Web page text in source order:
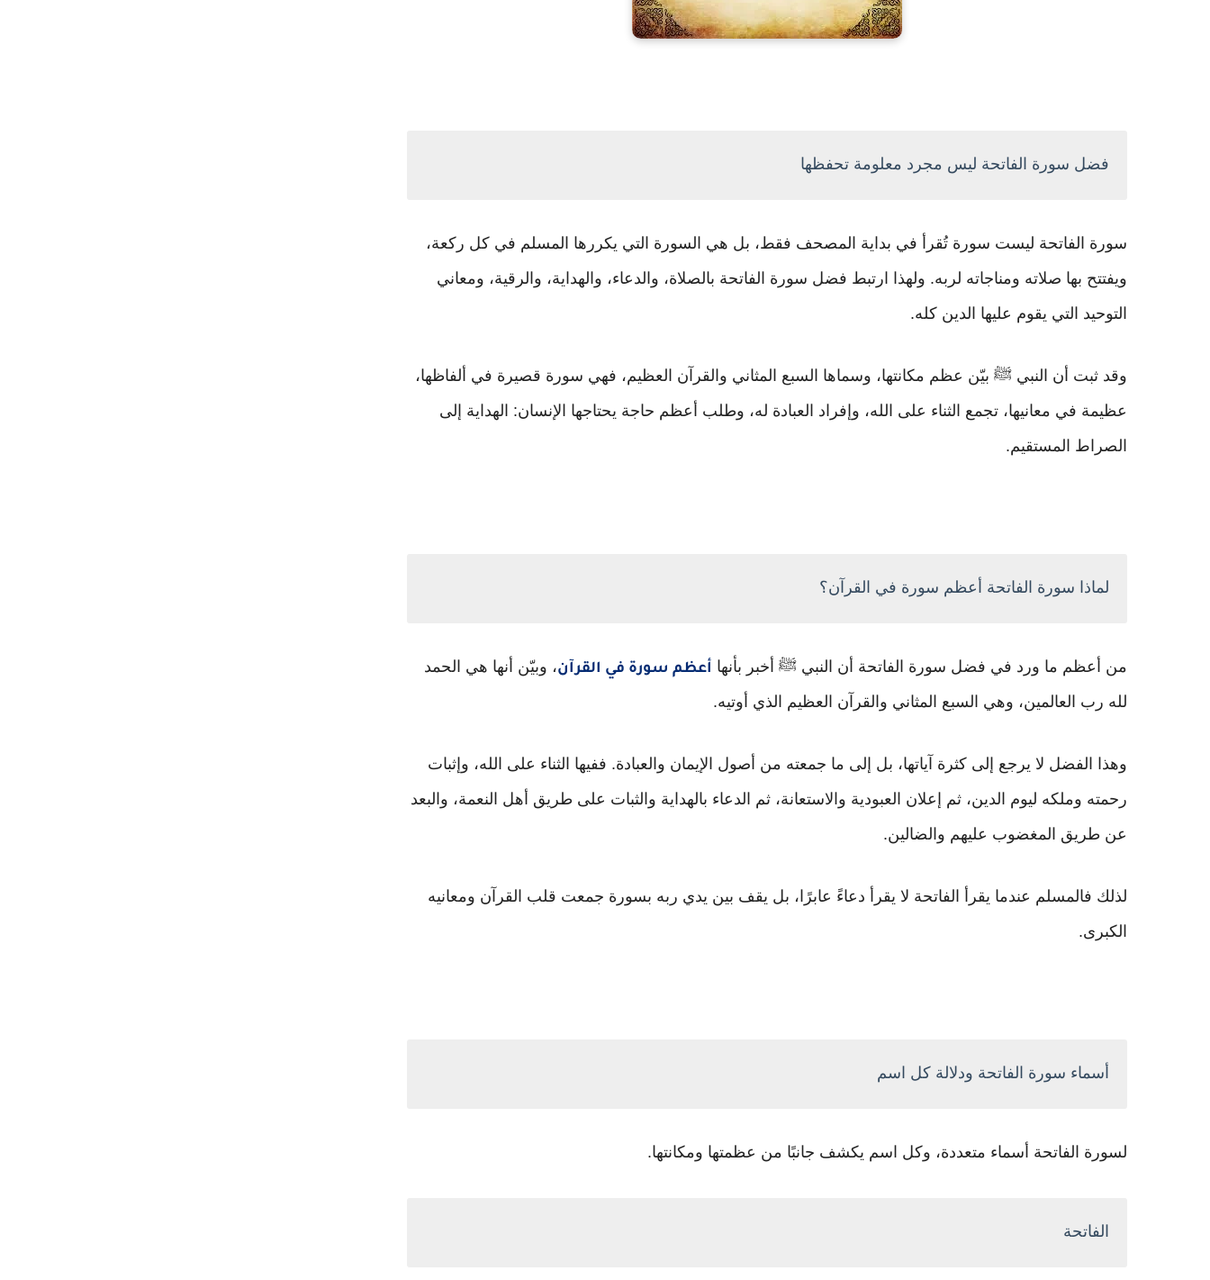
فضل سورة الفاتحة ليس مجرد معلومة تحفظها
سورة الفاتحة ليست سورة تُقرأ في بداية المصحف فقط، بل هي السورة التي يكررها المسلم في كل ركعة،
ويفتتح بها صلاته ومناجاته لربه. ولهذا ارتبط فضل سورة الفاتحة بالصلاة، والدعاء، والهداية، والرقية، ومعاني
التوحيد التي يقوم عليها الدين كله.
وقد ثبت أن النبي ﷺ بيّن عظم مكانتها، وسماها السبع المثاني والقرآن العظيم، فهي سورة قصيرة في ألفاظها،
عظيمة في معانيها، تجمع الثناء على الله، وإفراد العبادة له، وطلب أعظم حاجة يحتاجها الإنسان: الهداية إلى
الصراط المستقيم.
لماذا سورة الفاتحة أعظم سورة في القرآن؟
من أعظم ما ورد في فضل سورة الفاتحة أن النبي ﷺ أخبر بأنها أعظم سورة في القرآن، وبيّن أنها هي الحمد
لله رب العالمين، وهي السبع المثاني والقرآن العظيم الذي أوتيه.
وهذا الفضل لا يرجع إلى كثرة آياتها، بل إلى ما جمعته من أصول الإيمان والعبادة. ففيها الثناء على الله، وإثبات
رحمته وملكه ليوم الدين، ثم إعلان العبودية والاستعانة، ثم الدعاء بالهداية والثبات على طريق أهل النعمة، والبعد
عن طريق المغضوب عليهم والضالين.
لذلك فالمسلم عندما يقرأ الفاتحة لا يقرأ دعاءً عابرًا، بل يقف بين يدي ربه بسورة جمعت قلب القرآن ومعانيه
الكبرى.
أسماء سورة الفاتحة ودلالة كل اسم
لسورة الفاتحة أسماء متعددة، وكل اسم يكشف جانبًا من عظمتها ومكانتها.
الفاتحة